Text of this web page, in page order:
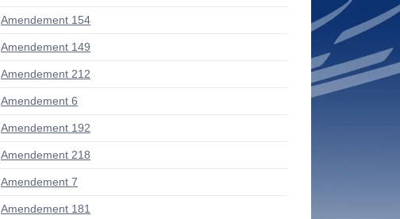
Amendement 154
Amendement 149
Amendement 212
Amendement 6
Amendement 192
Amendement 218
Amendement 7
Amendement 181